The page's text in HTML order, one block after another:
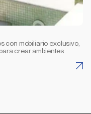
crear ambientes